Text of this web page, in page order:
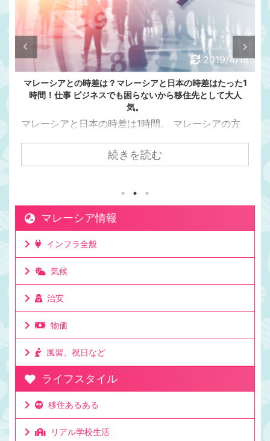
2019/4/18
マレーシアとの時差は？マレーシアと日本の時差はたった1
時間！仕事 ビジネスでも困らないから移住先として大人
気。
マレーシアと日本の時差は1時間。 マレーシアの方
意外と知られてないんですよね。 日本とマレーシア
の時差は1時間です。 マレーシアの方が日本より1時
時。朝6時はまだ真っ暗です。 ママチキ ママチキは
お弁当を作るために、マレー時間で朝5時半には起き
てますが、まだ夜中！という暗さです。 日本からク
アラルンプールまで飛行機で7時間かかるけど時差は
間程度かかります。 とて ...
続きを読む
マレーシア情報
インフラ全般
気候
治安
物価
風習、祝日など
ライフスタイル
移住あるある
リアル学校生活